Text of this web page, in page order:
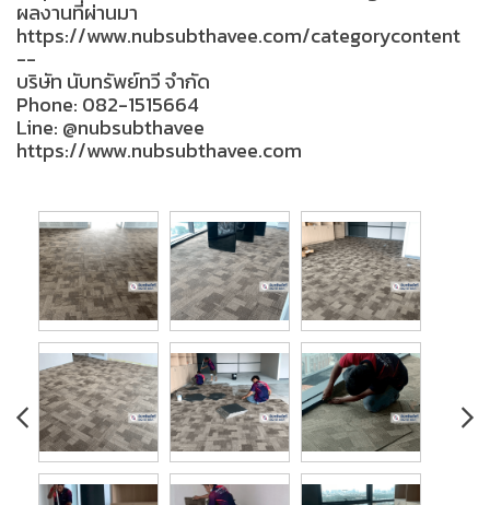
ผลงานที่ผ่านมา
https://www.nubsubthavee.com/categorycontent
--
บริษัท นับทรัพย์ทวี จำกัด
Phone: 082-1515664
Line: @nubsubthavee
https://www.nubsubthavee.com